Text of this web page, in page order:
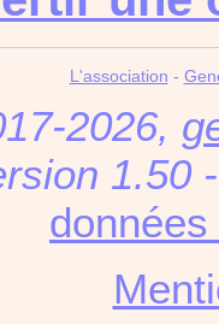
L'association -
2026,
1.50